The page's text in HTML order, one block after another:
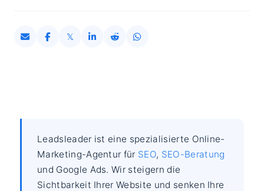
Leadsleader ist eine spezialisierte Online-
Marketing-Agentur für SEO, SEO-Beratung
und Google Ads. Wir steigern die
Sichtbarkeit Ihrer Website und senken Ihre